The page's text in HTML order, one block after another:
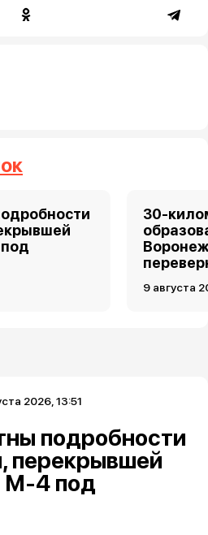
30-
9 августа
2026, 13:51
подробности
перекрывшей
М-4 под